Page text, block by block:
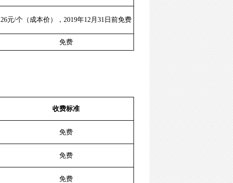
26元/个（成本价），2019年12月31日前免费
免费
收费标准
免费
免费
免费